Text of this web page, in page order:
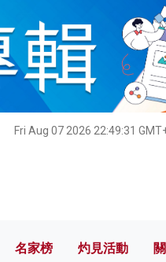
Fri Aug 07 2026 22:49:33
名家榜 灼見活動
名家榜 灼見活動